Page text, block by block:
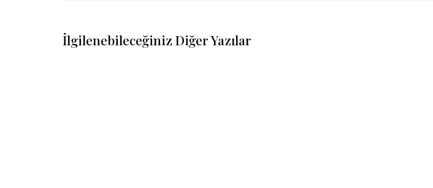
İlgilenebileceğiniz Diğer Yazılar